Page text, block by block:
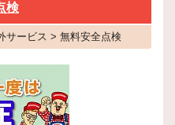
検
ービス > 無料安全点検